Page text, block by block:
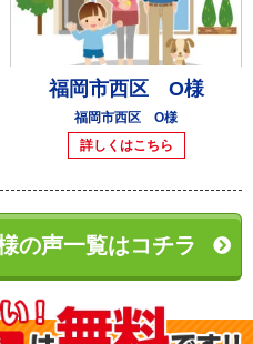
福岡市西区 O様
福岡市西区 O様
詳しくはこちら
の声一覧はコチラ